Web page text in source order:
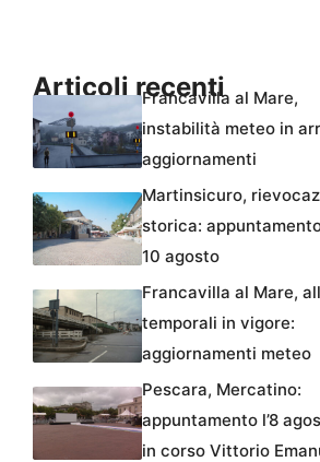
Articoli recenti
Francavilla al Mare,
instabilità meteo in
aggiornamenti
Martinsicuro,
storica:
10 agosto
Francavilla al Mare,
temporali in vigore:
aggiornamenti meteo
Pescara, Mercatino:
appuntamento l’8
in corso Vittorio